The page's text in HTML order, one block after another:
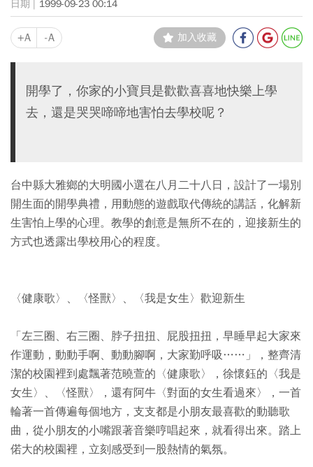
1999-09-23 00:14
+A -A 加入收藏
開學了，你家的小寶貝是歡歡喜喜地快樂上學
去，還是哭哭啼啼地害怕去學校呢？
台中縣大雅鄉的大明國小選在八月二十八日，設計了一場別
開生面的開學典禮，用動態的遊戲取代傳統的講話，化解新
生害怕上學的心理。教學的創意是無所不在的，迎接新生的
方式也透露出學校用心的程度。
〈健康歌〉、〈怪獸〉、〈我是女生〉歡迎新生
「左三圈、右三圈、脖子扭扭、屁股扭扭，早睡早起大家來
作運動，動動手啊、動動腳啊，大家勤呼吸……」，整齊清
潔的校園裡到處飄著范曉萱的〈健康歌〉，徐懷鈺的〈我是
女生〉、〈怪獸〉，還有阿牛〈對面的女生看過來〉，一首
輪著一首傳遍每個地方，支支都是小朋友最喜歡的動聽歌
曲，從小朋友的小嘴跟著音樂哼唱起來，就看得出來。踏上
偌大的校園裡，立刻感受到一股熱情的氣氛。